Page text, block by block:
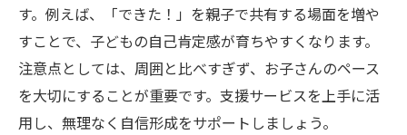
す。例えば、「できた！」を親子で共有する場面を増や
すことで、子どもの自己肯定感が育ちやすくなります。
注意点としては、周囲と比べすぎず、お子さんのペース
を大切にすることが重要です。支援サービスを上手に活
用し、無理なく自信形成をサポートしましょう。